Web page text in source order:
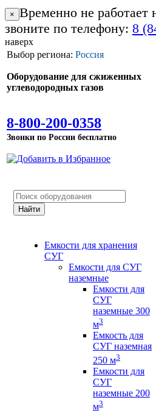
× Временно не работает
звоните по телефону: 8
наверх
Выбор региона: Россия
Оборудование для сжиженных
углеводородных газов
8-800-200-0358
Звонки по России бесплатно
Емкости для хранения
СУГ
Емкости для СУГ
наземные
Емкости для
СУГ
наземные 300
м3
Емкость для
СУГ наземная
250 м3
Емкости для
СУГ
наземные 200
м3